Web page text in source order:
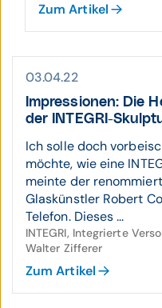
Zum Artikel
03.04.22
Impressionen: Die
der INTEGRI-
Ich solle doch
möchte, wie eine
meinte der
Glaskünstler Robert
Telefon. Dieses ...
INTEGRI, Integrierte
Walter Zifferer
Zum Artikel